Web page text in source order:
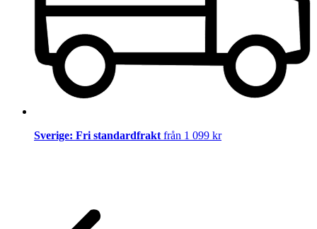
Sverige: Fri standardfrakt från 1 099 kr